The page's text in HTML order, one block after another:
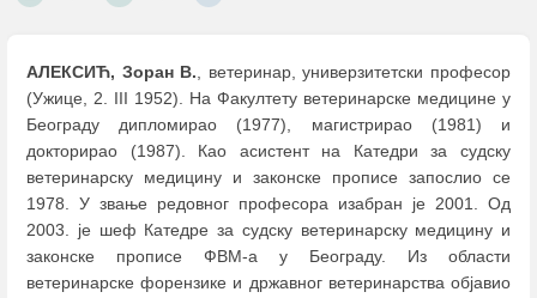
АЛЕКСИЋ, Зоран В., ветеринар, универзитетски професор
(Ужице, 2. III 1952). На Факултету ветеринарске медицине у
Београду дипломирао (1977), магистрирао (1981) и
докторирао (1987). Као асистент на Катедри за судску
ветеринарску медицину и законске прописе запослио се
1978. У звање редовног професора изабран је 2001. Од
2003. је шеф Катедре за судску ветеринарску медицину и
законске прописе ФВМ-а у Београду. Из области
ветеринарске форензике и државног ветеринарства објавио